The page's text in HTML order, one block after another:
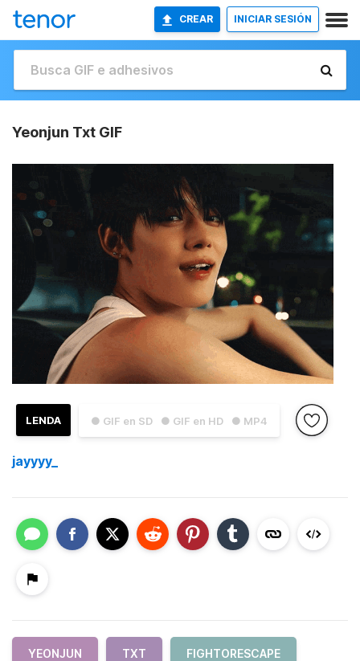
CREAR INICIAR SESIÓN
Yeonjun Txt GIF
● GIF en SD ● GIF en HD ● MP4
LENDA
jayyyy_
YEONJUN TXT FIGHTORESCAPE